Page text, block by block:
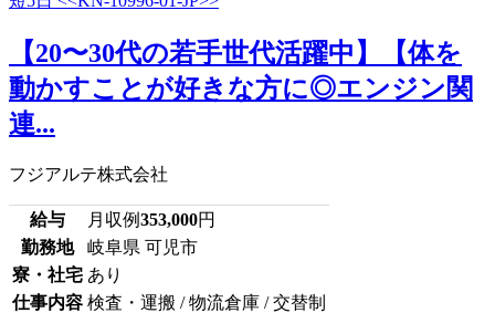
【20〜30代の若手世代活躍中】【体を
動かすことが好きな方に◎エンジン関
連...
フジアルテ株式会社
給与 月収例353,000円
勤務地
岐阜県 可児市
寮・社宅 あり
仕事内容 検査・運搬 / 物流倉庫 / 交替制